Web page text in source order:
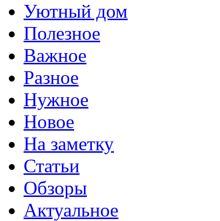
Уютный дом
Полезное
Важное
Разное
Нужное
Новое
На заметку
Статьи
Обзоры
Актуальное